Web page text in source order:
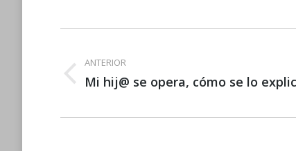
entre
ANTERIOR
Publicación
Mi hij@ se opera, cómo se lo